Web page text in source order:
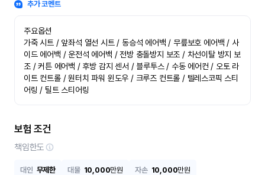
추가 코멘트
주요옵션
가죽 시트 / 앞좌석 열선 시트 / 동승석 에어백 / 무릎보호 에어백 / 사
이드 에어백 / 운전석 에어백 / 전방 충돌방지 보조 / 차선이탈 방지 보
조 / 커튼 에어백 / 후방 감지 센서 / 블루투스 / 수동 에어컨 / 오토 라
이트 컨트롤 / 원터치 파워 윈도우 / 크루즈 컨트롤 / 텔레스코픽 스티
어링 / 틸트 스티어링
보험 조건
책임한도
대인 무제한 대물 10,000만원 자손 10,000만원